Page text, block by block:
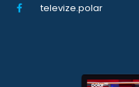
televize.polar